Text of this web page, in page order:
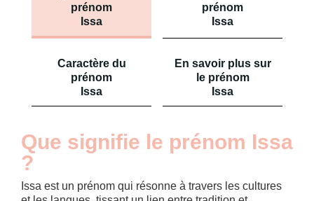
prénom
Issa
prénom
Issa
Caractère du
prénom
Issa
En savoir plus sur
le prénom
Issa
Que signifie le prénom Issa
?
Issa est un prénom qui résonne à travers les cultures